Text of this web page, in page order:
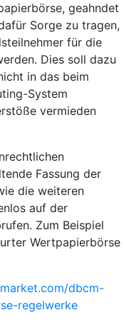
geahndet
Sorge zu tragen,
für die
Dies soll dazu
in das beim
System
vermieden
Fassung der
die weiteren
auf der
Zum Beispiel
Wertpapierbörse
dbcm-
regelwerke